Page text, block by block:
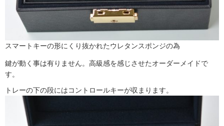
スマートキーの形にくり抜かれたウレタンスポンジの為
鍵が動く事は有りません。高級感を感じさせたオーダーメイドで
す。
トレーの下の段にはコントロールキーが収まります。